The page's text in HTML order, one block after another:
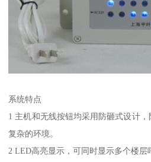
系统特点
1 主机和无线按钮均采用防砸式设计
复杂的环境。
2 LED高亮显示，可同时显示多个楼层